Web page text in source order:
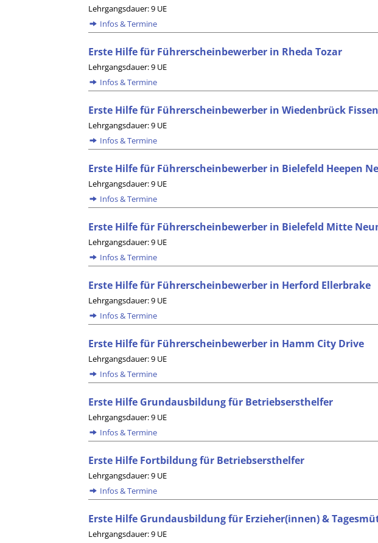
Lehrgangsdauer: 9 UE
Infos & Termine
Erste Hilfe für Führerscheinbewerber in Rheda Tozar
Lehrgangsdauer: 9 UE
Infos & Termine
Erste Hilfe für Führerscheinbewerber in Wiedenbrück
Lehrgangsdauer: 9 UE
Infos & Termine
Erste Hilfe für Führerscheinbewerber in Bielefeld Heepen
Lehrgangsdauer: 9 UE
Infos & Termine
Erste Hilfe für Führerscheinbewerber in Bielefeld Mitte
Lehrgangsdauer: 9 UE
Infos & Termine
Erste Hilfe für Führerscheinbewerber in Herford Ellerbrake
Lehrgangsdauer: 9 UE
Infos & Termine
Erste Hilfe für Führerscheinbewerber in Hamm City Drive
Lehrgangsdauer: 9 UE
Infos & Termine
Erste Hilfe Grundausbildung für Betriebsersthelfer
Lehrgangsdauer: 9 UE
Infos & Termine
Erste Hilfe Fortbildung für Betriebsersthelfer
Lehrgangsdauer: 9 UE
Infos & Termine
Erste Hilfe Grundausbildung für Erzieher(innen) &
Lehrgangsdauer: 9 UE